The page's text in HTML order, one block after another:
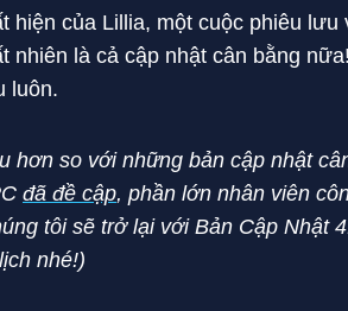
của Lillia, một cuộc phiêu lưu
nhiên là cả cập nhật cân bằng
luôn.
hơn so với những bản cập nhật
đã đề cập, phần lớn nhân viên
tôi sẽ trở lại với Bản Cập Nhật
nhé!)